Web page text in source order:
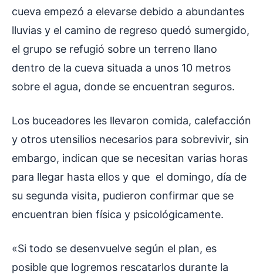
cueva empezó a elevarse debido a abundantes
lluvias y el camino de regreso quedó sumergido,
el grupo se refugió sobre un terreno llano
dentro de la cueva situada a unos 10 metros
sobre el agua, donde se encuentran seguros.
Los buceadores les llevaron comida, calefacción
y otros utensilios necesarios para sobrevivir, sin
embargo, indican que se necesitan varias horas
para llegar hasta ellos y que el domingo, día de
su segunda visita, pudieron confirmar que se
encuentran bien física y psicológicamente.
«Si todo se desenvuelve según el plan, es
posible que logremos rescatarlos durante la